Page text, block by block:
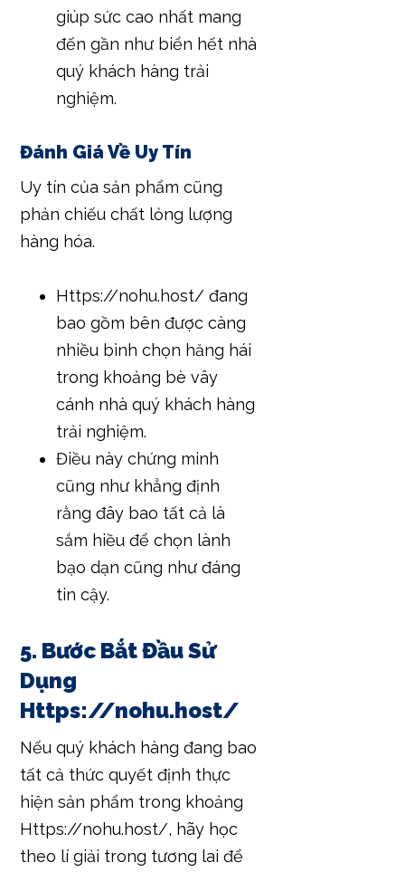
giúp sức cao nhất mang
đến gần như biển hết nhà
quý khách hàng trải
nghiệm.
Đánh Giá Về Uy Tín
Uy tín của sản phẩm cũng
phản chiếu chất lỏng lượng
hàng hóa.
Https://nohu.host/ đang
bao gồm bên được càng
nhiều bình chọn hăng hái
trong khoảng bè vây
cánh nhà quý khách hàng
trải nghiệm.
Điều này chứng minh
cũng như khẳng định
rằng đây bao tất cả là
sắm hiều để chọn lành
bạo dạn cũng như đáng
tin cậy.
5. Bước Bắt Đầu Sử
Dụng
Https://nohu.host/
Nếu quý khách hàng đang bao
tất cả thức quyết định thực
hiện sản phẩm trong khoảng
Https://nohu.host/, hãy học
theo lí giải trong tương lai để